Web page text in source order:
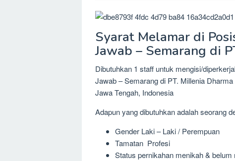
Syarat Melamar di
Jawab – Semarang di
Dibutuhkan 1 staff untuk mengisi/
Jawab – Semarang di PT. Millenia
Jawa Tengah, Indonesia
Adapun yang dibutuhkan adalah seorang
Gender Laki – Laki / Perempuan
Tamatan Profesi
Status pernikahan menikah & belum